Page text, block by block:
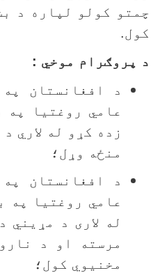
کولو لپاره د
پروګرام موخي :
د افغانستان په
عامي روغتيا په
زده کړو له لاري د
منځه وړل؛
د افغانستان په
عامي روغتيا په
له لاری د مړيني د
مرسته او د
مخنيوي کول؛